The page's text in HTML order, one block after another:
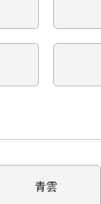
青雲